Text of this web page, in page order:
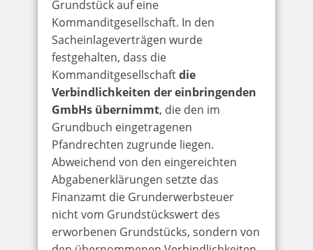
Grundstück auf eine
Kommanditgesellschaft. In den
Sacheinlageverträgen wurde
festgehalten, dass die
Kommanditgesellschaftdie
Verbindlichkeiten der einbringenden
GmbHs übernimmt, die den im
Grundbuch eingetragenen
Pfandrechten zugrunde liegen.
Abweichend von den eingereichten
Abgabenerklärungen setzte das
Finanzamt die Grunderwerbsteuer
nicht vom Grundstückswert des
erworbenen Grundstücks, sondern von